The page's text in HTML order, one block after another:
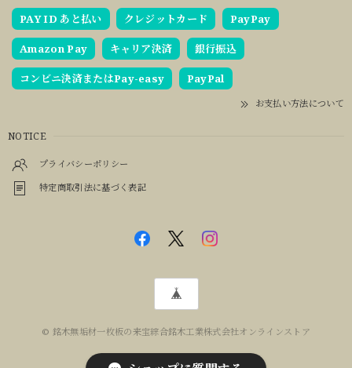
PAY ID あと払い
クレジットカード PayPay
Amazon Pay キャリア決済 銀行振込
コンビニ決済またはPay-easy PayPal
お支払い方法について
NOTICE
プライバシーポリシー
特定商取引法に基づく表記
© 銘木無垢材一枚板の来宝綜合銘木工業株式会社オンラインストア